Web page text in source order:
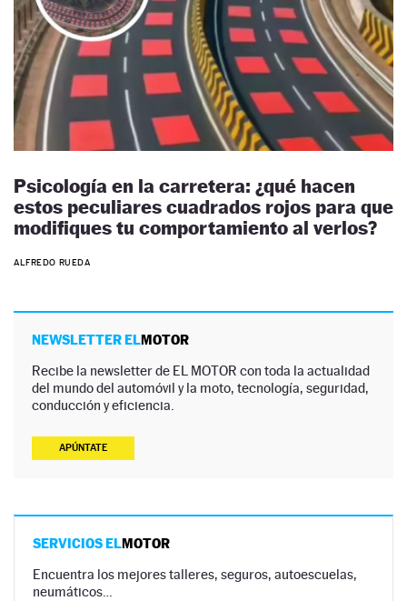
Psicología en la carretera: ¿qué hacen
estos peculiares cuadrados rojos para que
modifiques tu comportamiento al verlos?
ALFREDO RUEDA
NEWSLETTER ELMOTOR
Recibe la newsletter de EL MOTOR con toda la actualidad
del mundo del automóvil y la moto, tecnología, seguridad,
conducción y eficiencia.
APÚNTATE
SERVICIOS ELMOTOR
Encuentra los mejores talleres, seguros, autoescuelas,
neumáticos…